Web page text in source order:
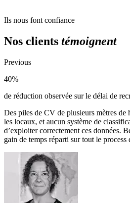
Ils nous font confiance
Nos clients témoignent
Previous
40%
de réduction observée sur le délai de
Des piles de CV de plusieurs mètres de
les locaux, et aucun système de
d’exploiter correctement ces données.
gain de temps réparti sur tout le process